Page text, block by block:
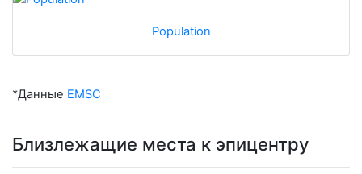
Population
*Данные EMSC
Близлежащие места к эпицентру